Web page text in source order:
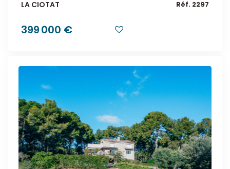
LA CIOTAT Réf. 2297
399 000 €